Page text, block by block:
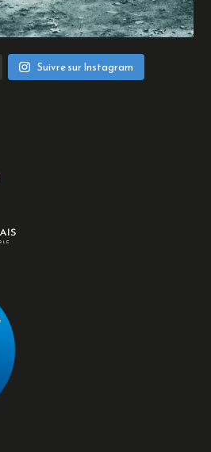
Suivre sur Instagram